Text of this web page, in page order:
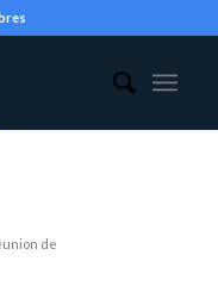
de